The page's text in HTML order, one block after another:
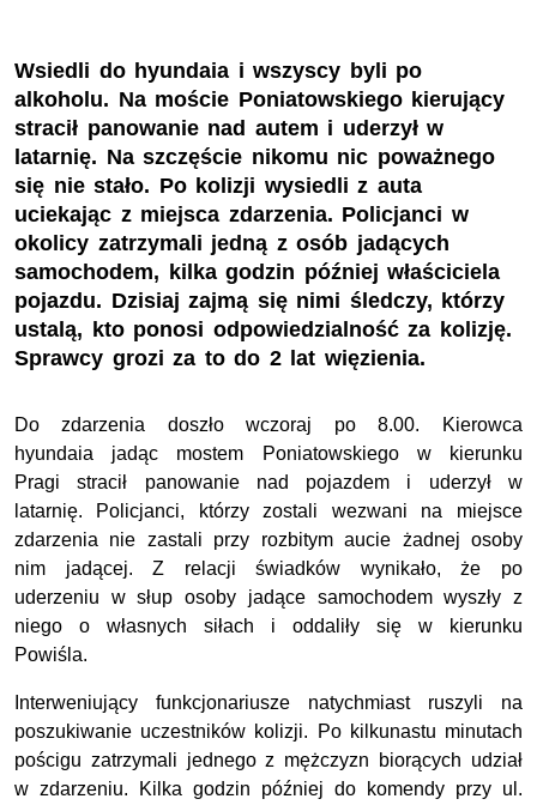
Wsiedli do hyundaia i wszyscy byli po
alkoholu. Na moście Poniatowskiego kierujący
stracił panowanie nad autem i uderzył w
latarnię. Na szczęście nikomu nic poważnego
się nie stało. Po kolizji wysiedli z auta
uciekając z miejsca zdarzenia. Policjanci w
okolicy zatrzymali jedną z osób jadących
samochodem, kilka godzin później właściciela
pojazdu. Dzisiaj zajmą się nimi śledczy, którzy
ustalą, kto ponosi odpowiedzialność za kolizję.
Sprawcy grozi za to do 2 lat więzienia.
Do zdarzenia doszło wczoraj po 8.00. Kierowca
hyundaia jadąc mostem Poniatowskiego w kierunku
Pragi stracił panowanie nad pojazdem i uderzył w
latarnię. Policjanci, którzy zostali wezwani na miejsce
zdarzenia nie zastali przy rozbitym aucie żadnej osoby
nim jadącej. Z relacji świadków wynikało, że po
uderzeniu w słup osoby jadące samochodem wyszły z
niego o własnych siłach i oddaliły się w kierunku
Powiśla.
Interweniujący funkcjonariusze natychmiast ruszyli na
poszukiwanie uczestników kolizji. Po kilkunastu minutach
pościgu zatrzymali jednego z mężczyzn biorących udział
w zdarzeniu. Kilka godzin później do komendy przy ul.